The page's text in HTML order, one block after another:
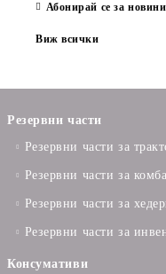
Абонирай се за новини
Виж всички
Резервни части
Резервни части за
Резервни части за
Резервни части за
Резервни части за
Консумативи